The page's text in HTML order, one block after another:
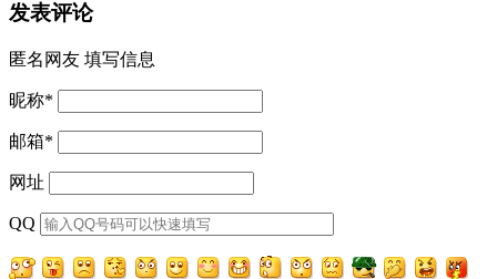
发表评论
匿名网友 填写信息
昵称*
邮箱*
网址
QQ